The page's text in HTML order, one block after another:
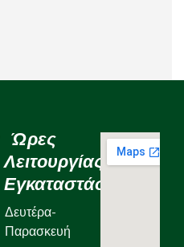
Ώρες
Λειτουργίας
Εγκαταστάσεων
Δευτέρα-
Παρασκευή